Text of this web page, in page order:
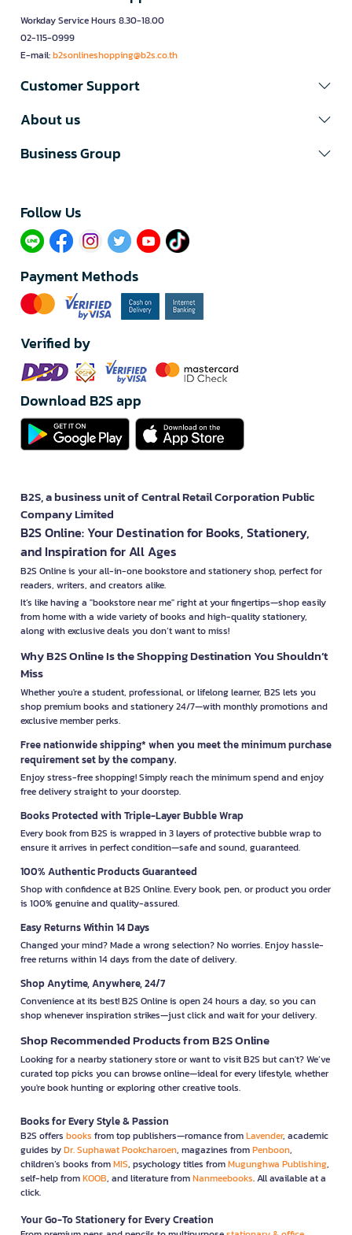
Workday Service Hours 8.30-18.00
02-115-0999
E-mail:b2sonlineshopping@b2s.co.th
Customer Support
About us
Business Group
Follow Us​
Payment Methods
Verified by
Download B2S app
B2S, a business unit of Central Retail Corporation Public
Company Limited
B2S Online: Your Destination for Books, Stationery,
and Inspiration for All Ages
B2S Online is your all-in-one bookstore and stationery shop, perfect for
readers, writers, and creators alike.
It’s like having a "bookstore near me" right at your fingertips—shop easily
from home with a wide variety of books and high-quality stationery,
along with exclusive deals you don’t want to miss!
Why B2S Online Is the Shopping Destination You Shouldn’t
Miss
Whether you're a student, professional, or lifelong learner, B2S lets you
shop premium books and stationery 24/7—with monthly promotions and
exclusive member perks.
Free nationwide shipping* when you meet the minimum purchase
requirement set by the company.
Enjoy stress-free shopping! Simply reach the minimum spend and enjoy
free delivery straight to your doorstep.
Books Protected with Triple-Layer Bubble Wrap
Every book from B2S is wrapped in 3 layers of protective bubble wrap to
ensure it arrives in perfect condition—safe and sound, guaranteed.
100% Authentic Products Guaranteed
Shop with confidence at B2S Online. Every book, pen, or product you order
is 100% genuine and quality-assured.
Easy Returns Within 14 Days
Changed your mind? Made a wrong selection? No worries. Enjoy hassle-
free returns within 14 days from the date of delivery.
Shop Anytime, Anywhere, 24/7
Convenience at its best! B2S Online is open 24 hours a day, so you can
shop whenever inspiration strikes—just click and wait for your delivery.
Shop Recommended Products from B2S Online
Looking for a nearby stationery store or want to visit B2S but can't? We’ve
curated top picks you can browse online—ideal for every lifestyle, whether
you're book hunting or exploring other creative tools.
Books for Every Style & Passion
B2S offers books from top publishers—romance fromLavender, academic
guides byDr. Suphawat Pookcharoen, magazines fromPenboon,
children’s books fromMIS, psychology titles fromMugunghwa Publishing,
self-help fromKOOB, and literature fromNanmeebooks. All available at a
click.
Your Go-To Stationery for Every Creation